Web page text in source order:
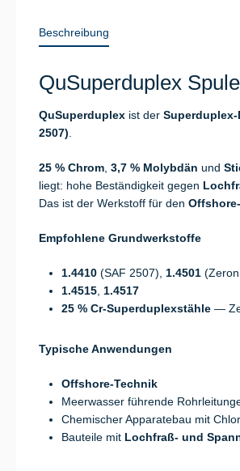
Beschreibung
QuSuperduplex
QuSuperduplex ist der Superduplex-
2507)
25 % Chrom 3,7 % Molybdän und
liegt: hohe Beständigkeit gegen
Das ist der Werkstoff für den
Empfohlene Grundwerkstoffe
1.4410 (SAF 2507), 1.4501
1.4515 1.4517
25 % Cr-Superduplexstähle —
Typische Anwendungen
Offshore-Technik
Meerwasser führende
Chemischer Apparatebau mit
Bauteile mit Lochfraß- und